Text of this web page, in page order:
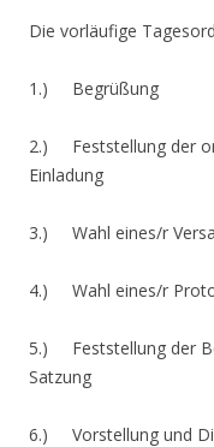
Die vorläufige
1.) Begrüßung
2.) Feststellung der
Einladung
3.) Wahl eines/r
4.) Wahl eines/r
5.) Feststellung der
Satzung
6.) Vorstellung und